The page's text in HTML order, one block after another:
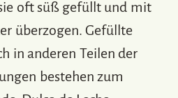
oft süß gefüllt und mit
überzogen. Gefüllte
in anderen Teilen der
bestehen zum